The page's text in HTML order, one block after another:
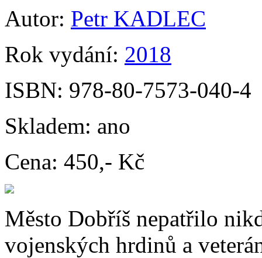
Autor: Petr KADLEC
Rok vydání: 2018
ISBN: 978-80-7573-040-4
Skladem: ano
Cena: 450,- Kč
Město Dobříš nepatřilo
vojenských hrdinů a